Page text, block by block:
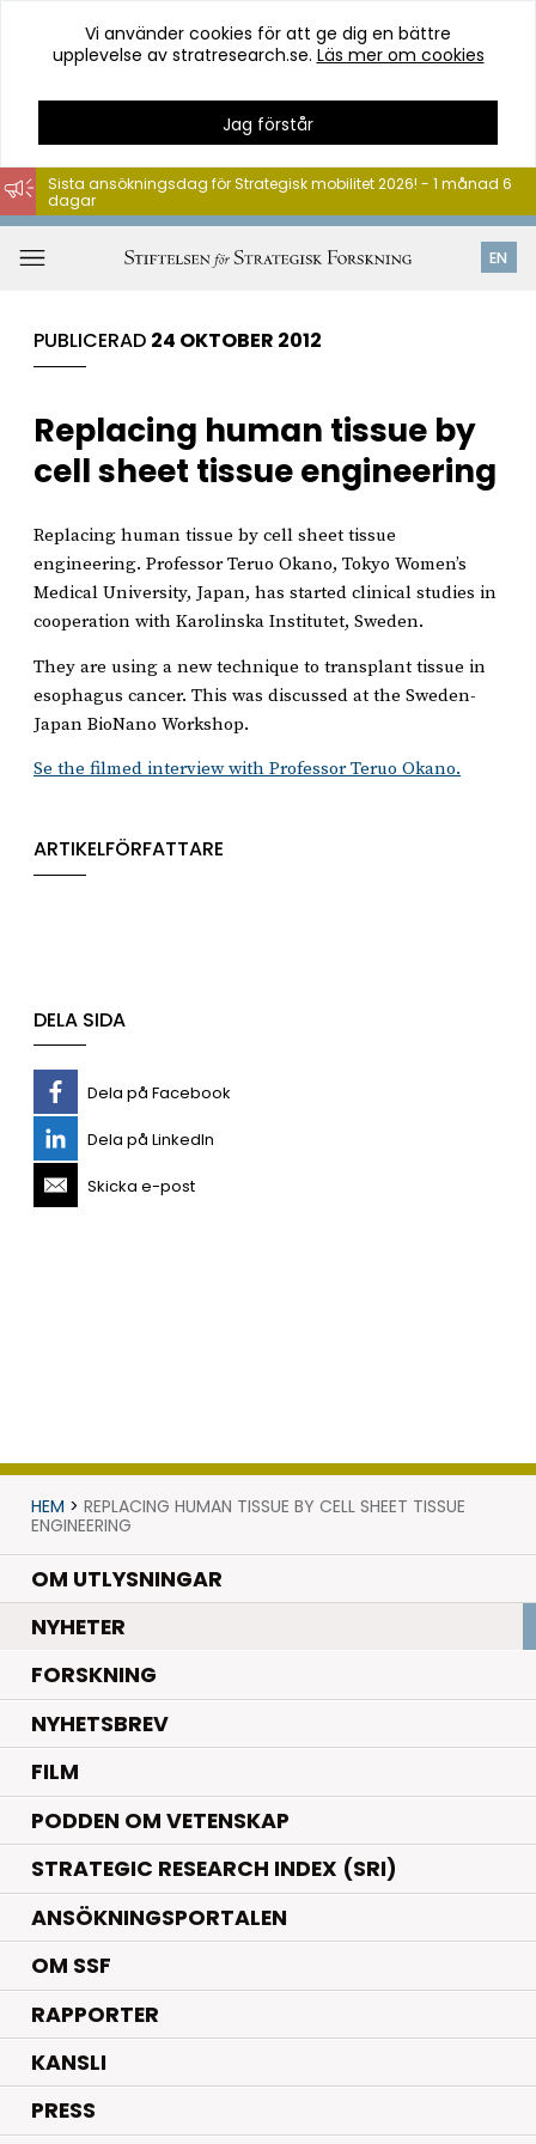
Hoppa
till
innehåll
Vi använder cookies för att ge dig en bättre
upplevelse av stratresearch.se. Läs mer om cookies
Jag förstår
EN
Sista ansökningsdag för Strategisk mobilitet 2026! - 1 månad 6
dagar
PUBLICERAD 24 OKTOBER 2012
Replacing human tissue by
cell sheet tissue engineering
Replacing human tissue by cell sheet tissue
engineering. Professor Teruo Okano, Tokyo Women’s
Medical University, Japan, has started clinical studies in
cooperation with Karolinska Institutet, Sweden.
They are using a new technique to transplant tissue in
esophagus cancer. This was discussed at the Sweden-
Japan BioNano Workshop.
Se the filmed interview with Professor Teruo Okano.
ARTIKELFÖRFATTARE
DELA SIDA
Dela på Facebook
Dela på LinkedIn
Skicka e-post
HEM > REPLACING HUMAN TISSUE BY CELL SHEET TISSUE
ENGINEERING
OM UTLYSNINGAR
NYHETER.
FORSKNING.
NYHETSBREV
FILM
PODDEN OM VETENSKAP
STRATEGIC RESEARCH INDEX (SRI)
ANSÖKNINGSPORTALEN
OM SSF
RAPPORTER
KANSLI
PRESS